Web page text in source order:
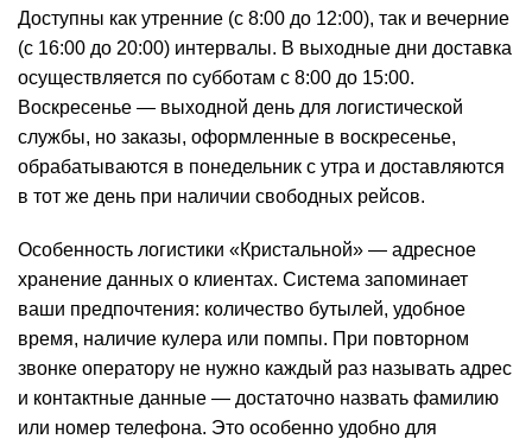
Доступны как утренние (с 8:00 до 12:00), так и вечерние
(с 16:00 до 20:00) интервалы. В выходные дни доставка
осуществляется по субботам с 8:00 до 15:00.
Воскресенье — выходной день для логистической
службы, но заказы, оформленные в воскресенье,
обрабатываются в понедельник с утра и доставляются
в тот же день при наличии свободных рейсов.
Особенность логистики «Кристальной» — адресное
хранение данных о клиентах. Система запоминает
ваши предпочтения: количество бутылей, удобное
время, наличие кулера или помпы. При повторном
звонке оператору не нужно каждый раз называть адрес
и контактные данные — достаточно назвать фамилию
или номер телефона. Это особенно удобно для